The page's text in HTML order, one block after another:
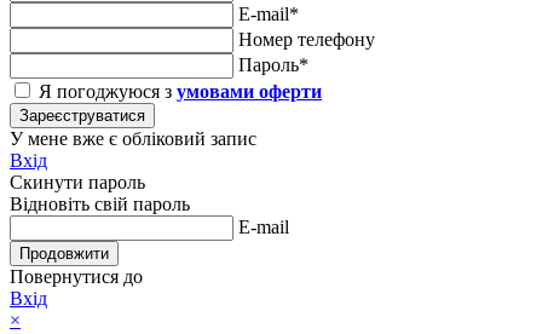
E-mail*
Номер телефону
Пароль*
Я погоджуюся з умовами оферти
Зареєструватися
У мене вже є обліковий запис
Вхід
Скинути пароль
Відновіть свій пароль
E-mail
Продовжити
Повернутися до
Вхід
×